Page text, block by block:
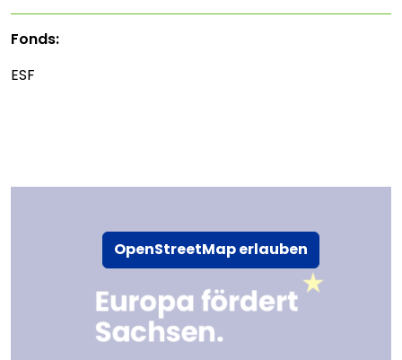
OpenStreetMap erlauben
Fonds:
ESF